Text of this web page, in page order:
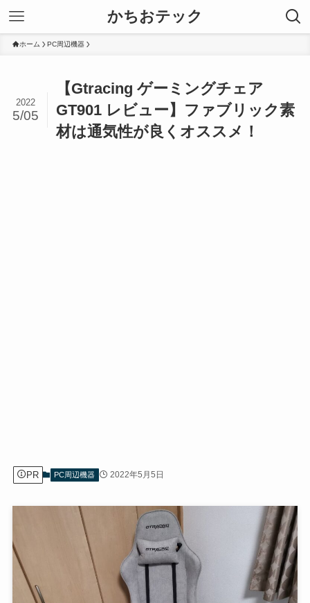
かちおテック
ホーム PC周辺機器
【Gtracing ゲーミングチェア
GT901 レビュー】ファブリック素
材は通気性が良くオススメ！
2022
5/05
PR PC周辺機器 2022年5月5日